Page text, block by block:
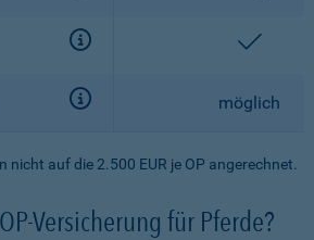
möglich
nicht auf die 2.500 EUR je OP angerechnet.
Versicherung für Pferde?